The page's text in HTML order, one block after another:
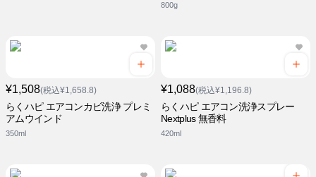
800g
¥1,508(税込¥1,658.8)
らくハピ エアコンカビ洗浄 プレミ
アムウインド
350ml
¥1,088(税込¥1,196.8)
らくハピ エアコン洗浄スプレー
Nextplus 無香料
420ml